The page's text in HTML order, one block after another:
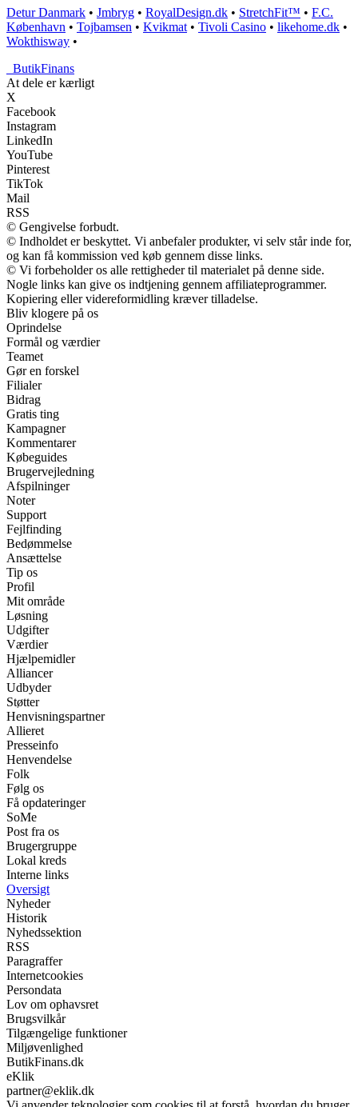
Detur Danmark • Jmbryg • RoyalDesign.dk • StretchFit™️ • F.C.
København • Tojbamsen • Kvikmat • Tivoli Casino • likehome.dk •
Wokthisway •
ButikFinans
At dele er kærligt
X
Facebook
Instagram
LinkedIn
YouTube
Pinterest
TikTok
Mail
RSS
© Gengivelse forbudt.
© Indholdet er beskyttet. Vi anbefaler produkter, vi selv står inde for,
og kan få kommission ved køb gennem disse links.
© Vi forbeholder os alle rettigheder til materialet på denne side.
Nogle links kan give os indtjening gennem affiliateprogrammer.
Kopiering eller videreformidling kræver tilladelse.
Bliv klogere på os
Oprindelse
Formål og værdier
Teamet
Gør en forskel
Filialer
Bidrag
Gratis ting
Kampagner
Kommentarer
Købeguides
Brugervejledning
Afspilninger
Noter
Support
Fejlfinding
Bedømmelse
Ansættelse
Tip os
Profil
Mit område
Løsning
Udgifter
Værdier
Hjælpemidler
Alliancer
Udbyder
Støtter
Henvisningspartner
Allieret
Presseinfo
Henvendelse
Folk
Følg os
Få opdateringer
SoMe
Post fra os
Brugergruppe
Lokal kreds
Interne links
Oversigt
Nyheder
Historik
Nyhedssektion
RSS
Paragraffer
Internetcookies
Persondata
Lov om ophavsret
Brugsvilkår
Tilgængelige funktioner
Miljøvenlighed
ButikFinans.dk
eKlik
partner@eklik.dk